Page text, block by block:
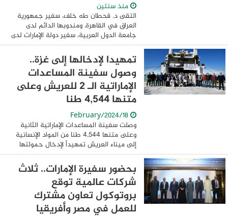
منذ سنتين
التقى د. قحطان طه خلف، سفير جمهورية
العراق في القاهرة، ومندوبها الدائم لدى
جامعة الدول العربية، سفير دولة الإمارات لدى
القاهرة ومندوبها الدائم لدى جامعة الدول
العربية السيدة مريم الكعبي،في مقر ...
تمهيدا لإدخالها إلى غزة..
وصول سفينة المساعدات
الإماراتية الـ 2 للعريش وعلى
متنها 4,544 طنا
وصلت سفينة المساعدات الإماراتية الثانية
وعلى متنها 4,544 طنا من المواد الإنسانية
إلى ميناء العريش تمهيداً لإدخال حمولتها
إلى قطاع غزة، وذلك ضمن عملية "الفارس
الشهم 3" الإنسانية التي أمر بتنفيذها ...
بحضور سفيرة الإمارات.. ثلاث
شركات عالمية توقع
بروتوكول تعاون مشترك
للعمل في مصر وأفريقيا